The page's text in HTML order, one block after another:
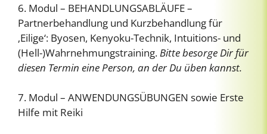
6. Modul – BEHANDLUNGSABLÄUFE –
Partnerbehandlung und Kurzbehandlung für
‚Eilige‘: Byosen, Kenyoku-Technik, Intuitions- und
(Hell-)Wahrnehmungstraining.Bitte besorge Dir für
diesen Termin eine Person, an der Du üben kannst.
7. Modul – ANWENDUNGSÜBUNGEN sowie Erste
Hilfe mit Reiki